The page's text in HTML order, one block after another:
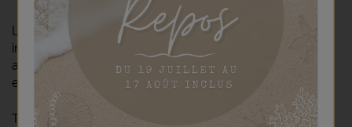
La structure générale ainsi que les logiciels, textes,
images animées ou non, son savoir-faire et tous les
autres éléments composant le site sont la propriété
exclusive de l'Editeur.
Toute représentation ou reproduction, traduction,